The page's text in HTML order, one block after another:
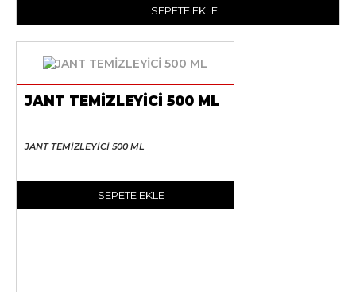
SEPETE EKLE
JANT TEMİZLEYİCİ 500 ML
JANT TEMİZLEYİCİ 500 ML
SEPETE EKLE